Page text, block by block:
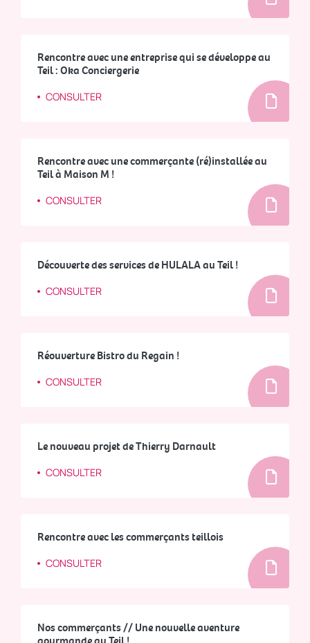
Rencontre avec une entreprise qui se développe au
Teil : Oka Conciergerie
CONSULTER
Rencontre avec une commerçante (ré)installée au
Teil à Maison M !
CONSULTER
Découverte des services de HULALA au Teil !
CONSULTER
Réouverture Bistro du Regain !
CONSULTER
Le nouveau projet de Thierry Darnault
CONSULTER
Rencontre avec les commerçants teillois
CONSULTER
Nos commerçants // Une nouvelle aventure